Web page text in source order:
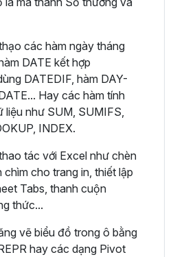
các hàm ngày tháng
DATE kết hợp
DATEDIF, hàm DAY-
Hay các hàm tính
liệu như SUM, SUMIFS,
INDEX.
tác với Excel như chèn
chìm cho trang in, thiết lập
Tabs, thanh cuộn
thức...
vẽ biểu đồ trong ô bằng
hay các dạng Pivot